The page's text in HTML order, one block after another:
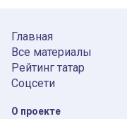
Главная
Все материалы
Рейтинг татар
Соцсети
О проекте